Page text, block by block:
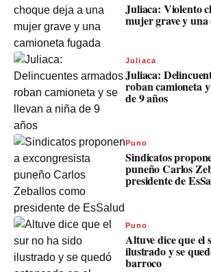
Juliaca: Violento
mujer grave y
Juliaca
Juliaca:
roban camioneta
de 9 años
Puno
Sindicatos
puneño Carlos
presidente de
Puno
Altuve dice que el
ilustrado y se
barroco